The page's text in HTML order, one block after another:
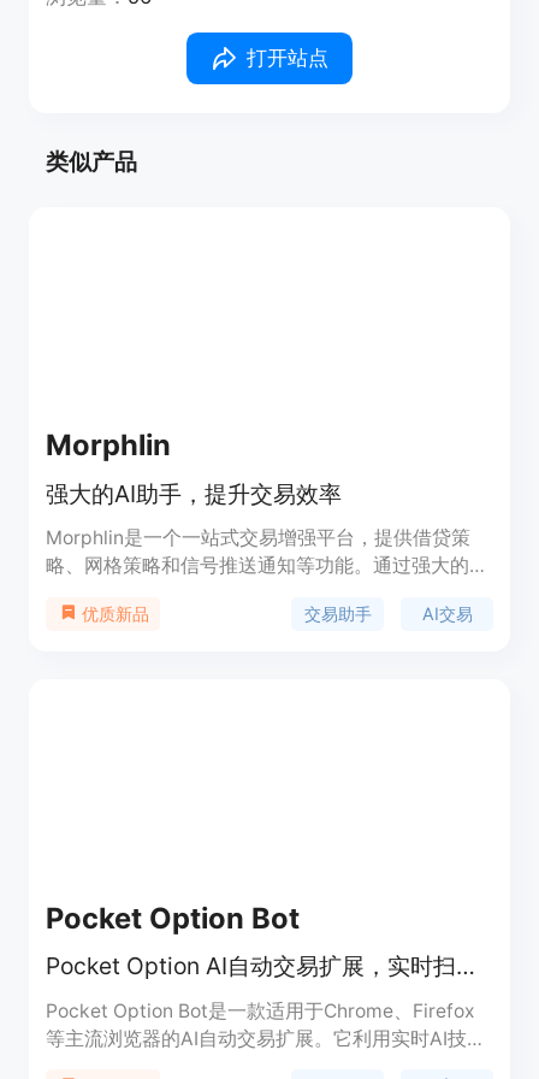
打开站点
类似产品
Morphlin
强大的AI助手，提升交易效率
Morphlin是一个一站式交易增强平台，提供借贷策
略、网格策略和信号推送通知等功能。通过强大的仪
略适用于所有交易所和市场，助您实现被动收入。支
优质新品 交易助手 AI交易
Pocket Option Bot
Pocket Option AI自动交易扩展，实时扫描信号，可手动或自动交易。
Pocket Option Bot是一款适用于Chrome、Firefox
等主流浏览器的AI自动交易扩展。它利用实时AI技